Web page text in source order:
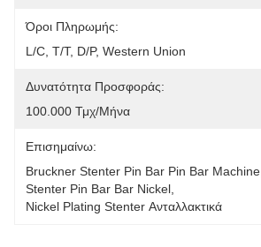
Όροι Πληρωμής:
L/C, T/T, D/P, Western Union
Δυνατότητα Προσφοράς:
100.000 Τμχ/μήνα
Επισημαίνω:
Bruckner Stenter Pin Bar Pin Bar Machine
Stenter Pin Bar Bar Nickel
Nickel Plating Stenter Ανταλλακτικά